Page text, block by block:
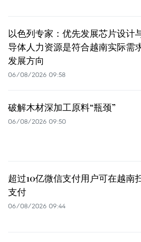
以色列专家：优先发展芯片设计
导体人力资源是符合越南实际需
发展方向
06/08/2026 09:58
破解木材深加工原料“瓶颈”
06/08/2026 09:50
超过10亿微信支付用户可在越南
支付
06/08/2026 09:44